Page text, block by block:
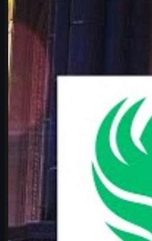
IEM 쾰른 메이저 2026 플레이오프
Vitality. karrigan과 ropz의 운명 재회,
스킨까지 한 번에 정리.
6월 17, 2026